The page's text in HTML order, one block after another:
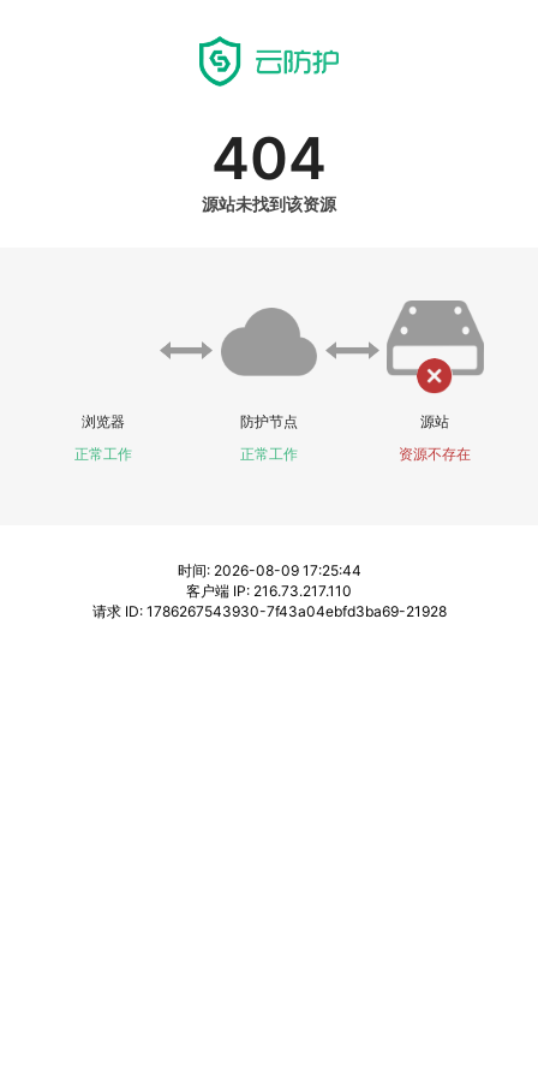
404
源站未找到该资源
浏览器
正常工作
防护节点
正常工作
源站
资源不存在
时间: 2026-08-09 17:25:44
客户端 IP: 216.73.217.110
请求 ID: 1786267543930-7f43a04ebfd3ba69-21928